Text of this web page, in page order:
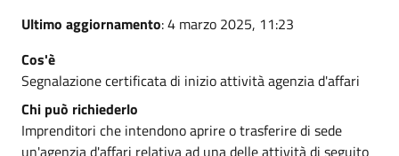
Ultimo aggiornamento: 4 marzo 2025, 11:23
Cos'è
Segnalazione certificata di inizio attività agenzia d'affari
Chi può richiederlo
Imprenditori che intendono aprire o trasferire di sede
un'agenzia d'affari relativa ad una delle attività di seguito